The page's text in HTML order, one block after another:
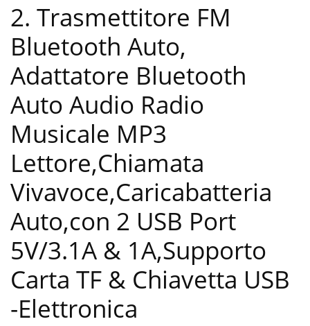
2. Trasmettitore FM
Bluetooth Auto,
Adattatore Bluetooth
Auto Audio Radio
Musicale MP3
Lettore,Chiamata
Vivavoce,Caricabatteria
Auto,con 2 USB Port
5V/3.1A & 1A,Supporto
Carta TF & Chiavetta USB
-Elettronica